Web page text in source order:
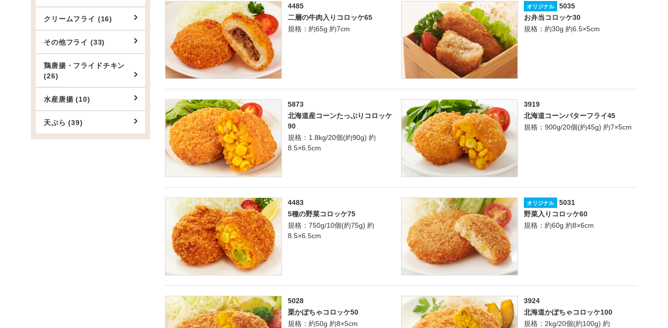
クリームフライ (16)
その他フライ (33)
鶏唐揚・フライドチキン
(26)
水産唐揚 (10)
天ぷら (39)
4485
二層の牛肉入りコロッケ65
規格：約65g 約7cm
オリジナル
5035
お弁当コロッケ30
規格：約30g 約6.5×5cm
5873
北海道産コーンたっぷりコロッケ
90
規格：1.8kg/20個(約90g) 約
8.5×6.5cm
3919
北海道コーンバターフライ45
規格：900g/20個(約45g) 約7×5cm
4483
5種の野菜コロッケ75
規格：750g/10個(約75g) 約
8.5×6.5cm
オリジナル
5031
野菜入りコロッケ60
規格：約60g 約8×6cm
5028
栗かぼちゃコロッケ50
規格：約50g 約8×5cm
3924
北海道かぼちゃコロッケ100
規格：2kg/20個(約100g) 約